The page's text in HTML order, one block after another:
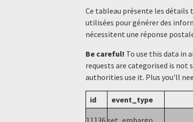
Ce tableau présente les détails
utilisées pour générer des
nécessitent une réponse
Be careful! To use this data in
requests are categorised is not
authorities use it. Plus you'll
id event_type